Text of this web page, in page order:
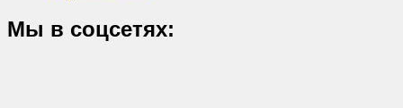
Мы в соцсетях: